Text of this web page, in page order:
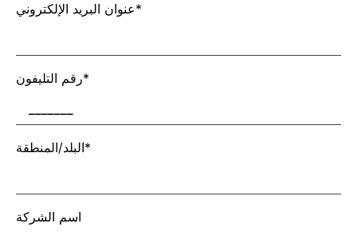
عنوان البريد الإلكتروني*
رقم التليفون*
البلد/المنطقة*
اسم الشركة